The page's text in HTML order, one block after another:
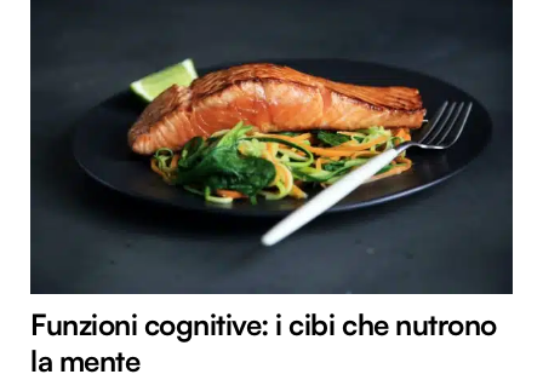
Funzioni cognitive: i cibi che nutrono
la mente